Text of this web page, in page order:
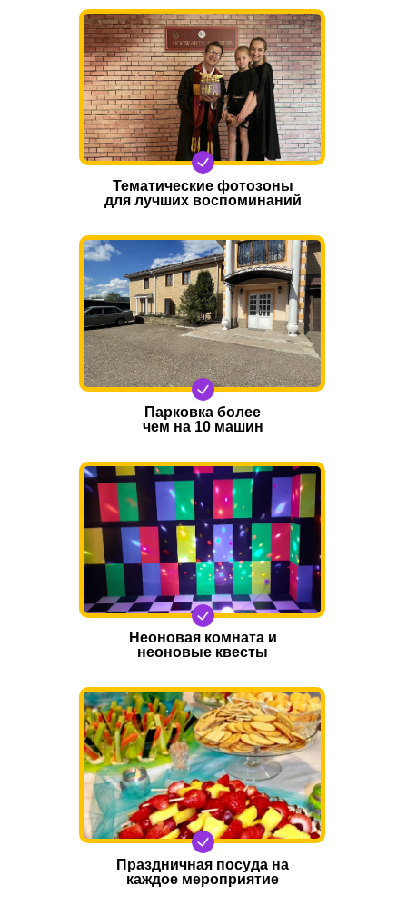
Неоновая комната и
неоновые квесты
Тематические фотозоны
для лучших воспоминаний
Парковка более
чем на 10 машин
Праздничная посуда на
каждое мероприятие